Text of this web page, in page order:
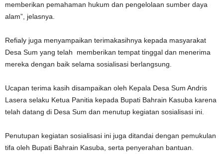
memberikan pemahaman hukum dan pengelolaan sumber daya
alam”, jelasnya.
Refialy juga menyampaikan terimakasihnya kepada masyarakat
Desa Sum yang telah memberikan tempat tinggal dan menerima
mereka dengan baik selama sosialisasi berlangsung.
Ucapan terima kasih disampaikan oleh Kepala Desa Sum Andris
Lasera selaku Ketua Panitia kepada Bupati Bahrain Kasuba karena
telah datang di Desa Sum dan menutup kegiatan sosialisasi ini.
Penutupan kegiatan sosialisasi ini juga ditandai dengan pemukulan
tifa oleh Bupati Bahrain Kasuba, serta penyerahan bantuan.